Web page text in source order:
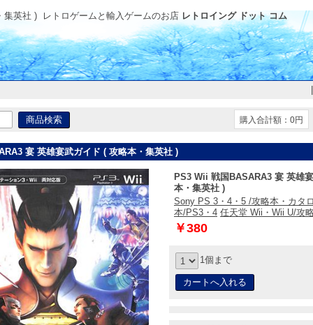
集英社 ) レトロゲームと輸入ゲームのお店 レトロイング ドット コム
購入合計額：0円
宴 英雄宴武ガイド ( 攻略本・集英社 )
PS3 Wii 戦国BASARA3 宴 英雄
本・集英社 )
Sony PS 3・4・5 /攻略本・カタ
本/PS3・4 任天堂 Wii・Wii U/攻
￥380
1個まで